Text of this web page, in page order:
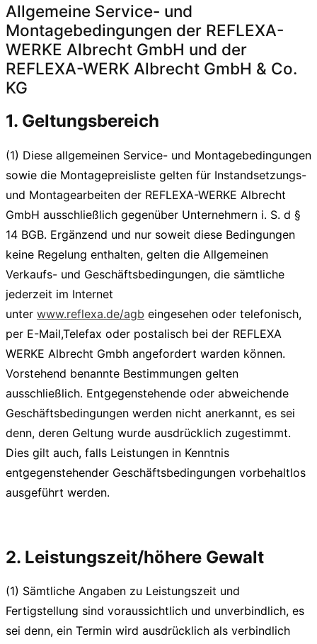
Allgemeine Service- und
Montagebedingungen der REFLEXA-
WERKE Albrecht GmbH und der
REFLEXA-WERK Albrecht GmbH & Co.
KG
1. Geltungsbereich
(1) Diese allgemeinen Service- und Montagebedingungen
sowie die Montagepreisliste gelten für Instandsetzungs-
und Montagearbeiten der REFLEXA-WERKE Albrecht
GmbH ausschließlich gegenüber Unternehmern i. S. d §
14 BGB. Ergänzend und nur soweit diese Bedingungen
keine Regelung enthalten, gelten die Allgemeinen
Verkaufs- und Geschäftsbedingungen, die sämtliche
jederzeit im Internet
unter www.reflexa.de/agb eingesehen oder telefonisch,
per E-Mail,Telefax oder postalisch bei der REFLEXA
WERKE Albrecht Gmbh angefordert warden können.
Vorstehend benannte Bestimmungen gelten
ausschließlich. Entgegenstehende oder abweichende
Geschäftsbedingungen werden nicht anerkannt, es sei
denn, deren Geltung wurde ausdrücklich zugestimmt.
Dies gilt auch, falls Leistungen in Kenntnis
entgegenstehender Geschäftsbedingungen vorbehaltlos
ausgeführt werden.
2. Leistungszeit/höhere Gewalt
(1) Sämtliche Angaben zu Leistungszeit und
Fertigstellung sind voraussichtlich und unverbindlich, es
sei denn, ein Termin wird ausdrücklich als verbindlich